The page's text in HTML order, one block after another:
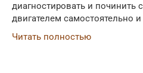
диагностировать и починить
двигателем самостоятельно
Читать полностью